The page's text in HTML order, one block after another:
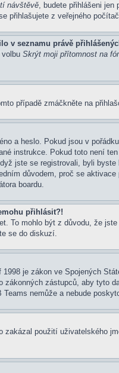
návštěvě, budete přihlášeni jen
přihlašujete z veřejného
v seznamu právě
volbu Skrýt moji přítomnost na
případě zmáčkněte na
a heslo. Pokud jsou v
instrukce. Pokud toto není
jste se registrovali, byli
důvodem, proč se
boardu.
přihlásit?!
To mohlo být z důvodu, že
se do diskuzí.
je zákon ve Spojených
zákonných zástupců, aby
nemůže a nebude
použití uživatelského